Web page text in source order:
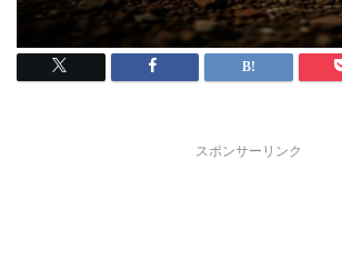
スポンサーリンク